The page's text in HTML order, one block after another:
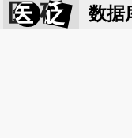
医 砭 数据